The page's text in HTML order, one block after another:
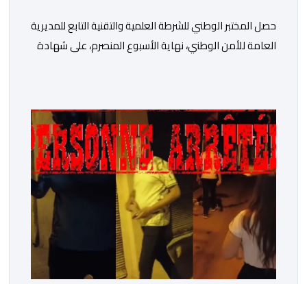
حصل المختبر الوطني للشرطة العلمية والتقنية التابع للمديرية
العامة للأمن الوطني، نهاية الأسبوع المنصرم، على شهادة
فيها فروع البيولوجيا والكيمياء، وتدقيق وفحص الوثائق،
والحرائق والمتفجرات، وكذا الآثار الرقمية والمخدرات والمواد
السمومية.وكانت المنظمة الأمريكية للاعتماد والتقييس
″The ANSI National Accreditation Board″، المختصة […]